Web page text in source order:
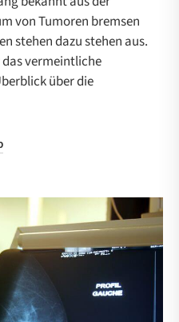
von Tumoren bremsen
stehen dazu stehen aus.
vermeintliche
über die